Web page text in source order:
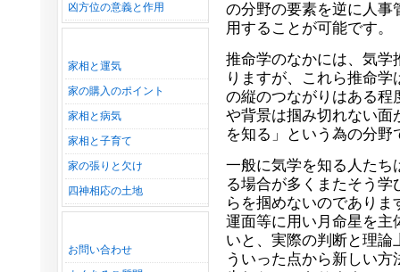
凶方位の意義と作用
家相と運気
家の購入のポイント
家相と病気
家相と子育て
家の張りと欠け
四神相応の土地
お問い合わせ
の分野の要素を逆に人事
用することが可能です。
推命学のなかには、気学
りますが、これら推命
の縦のつながりはある程
や背景は掴み切れない面
を知る」という為の分野
一般に気学を知る人たち
る場合が多くまたそう
らを掴めないのであり
運面等に用い月命星を主
いと、実際の判断と理
ういった点から新しい